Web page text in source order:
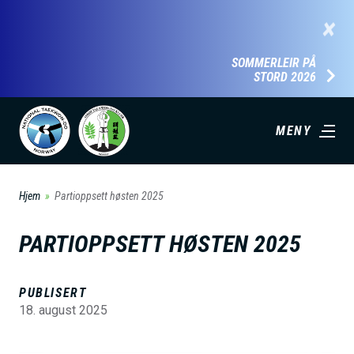
SOMMERLEIR PÅ
STORD 2026
×
MENY
Hjem Partioppsett høsten 2025
PARTIOPPSETT HØSTEN 2025
PUBLISERT
18. august 2025